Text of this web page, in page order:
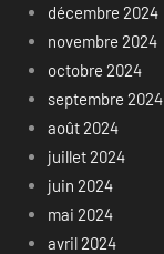
décembre 2024
novembre 2024
octobre 2024
septembre 2024
août 2024
juillet 2024
juin 2024
mai 2024
avril 2024